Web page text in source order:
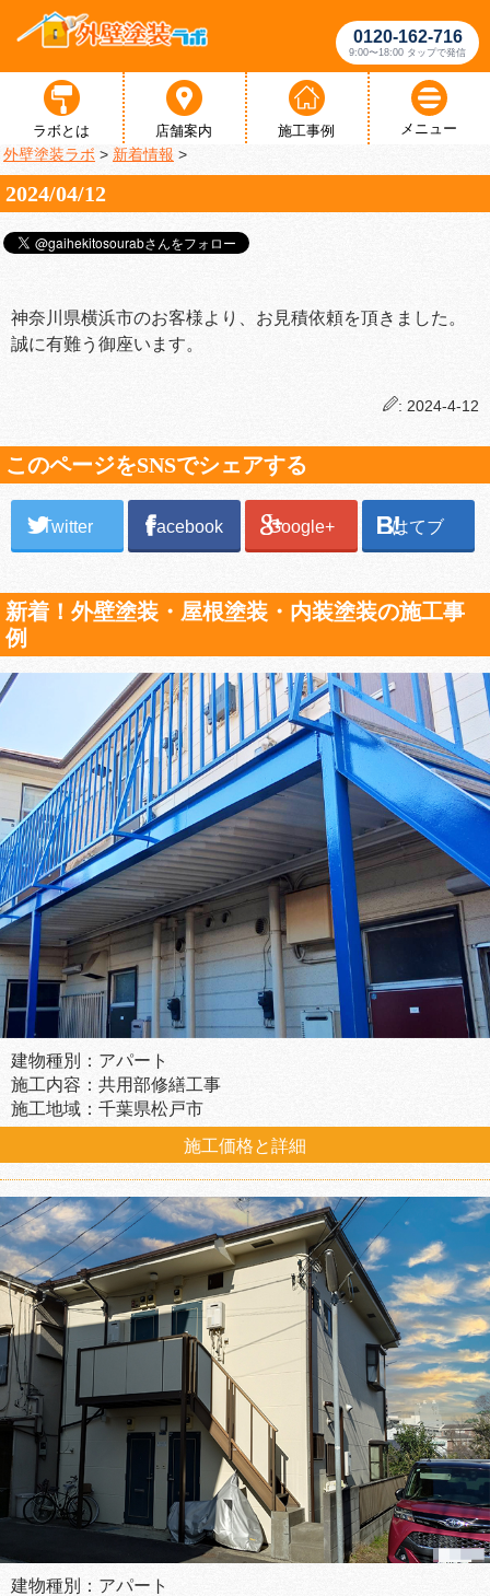
0120-162-716
9:00〜18:00 タップで発信
ラボとは 店舗案内 施工事例 メニュー
外壁塗装ラボ > 新着情報 >
2024/04/12
神奈川県横浜市のお客様より、お見積依頼を頂きました。
誠に有難う御座います。
: 2024-4-12
このページをSNSでシェアする
Twitter Facebook Google+ はてブ
新着！外壁塗装・屋根塗装・内装塗装の施工事
例
建物種別：アパート
施工内容：共用部修繕工事
施工地域：千葉県松戸市
施工価格と詳細
建物種別：アパート